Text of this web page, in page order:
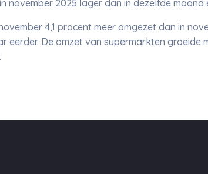
november 2025 lager dan in dezelfde maand
4,1 procent meer omgezet dan in
eerder. De omzet van supermarkten groeide